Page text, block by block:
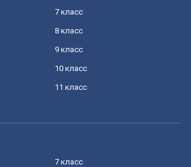
7 класс
8 класс
9 класс
10 класс
11 класс
7 класс